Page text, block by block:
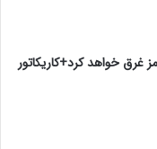
غرق خواهد کرد+کاریکاتور